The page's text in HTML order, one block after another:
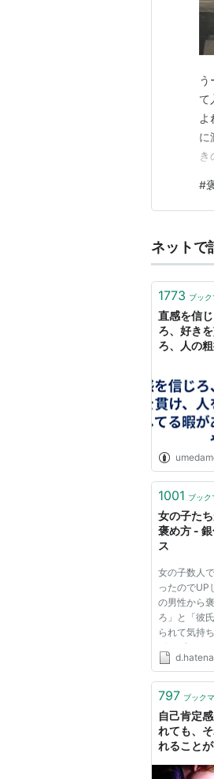
う
て
よ
に
き
ら
#
ネットで
1773 ブック
直感を信
ろ、好き
ろ、人の
1001 ブック
女の子た
褒め方 -
ス
女の子数人
ったのでUP
の男性から
ろ」と「彼
られて気持
ボーダーに
→「女の子が
っていると
い...
797 ブック
自己肯定
れても、
れることが